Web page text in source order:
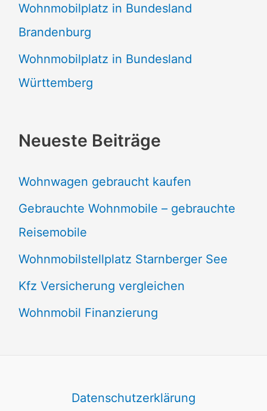
Wohnmobilplatz in Bundesland
Brandenburg
Wohnmobilplatz in Bundesland
Württemberg
Neueste Beiträge
Wohnwagen gebraucht kaufen
Gebrauchte Wohnmobile – gebrauchte
Reisemobile
Wohnmobilstellplatz Starnberger See
Kfz Versicherung vergleichen
Wohnmobil Finanzierung
Datenschutzerklärung